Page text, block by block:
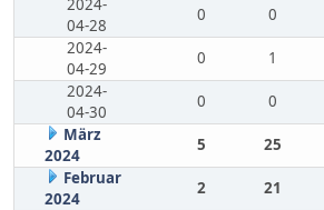
2024-
04-28
0 0
2024-
04-29
0 1
2024-
04-30
0 0
März
2024
5 25
Februar
2024
2 21